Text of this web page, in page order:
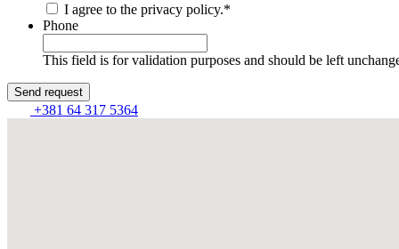
I agree to the privacy policy.*
Phone
This field is for validation purposes and should be left
+381 64 317 5364